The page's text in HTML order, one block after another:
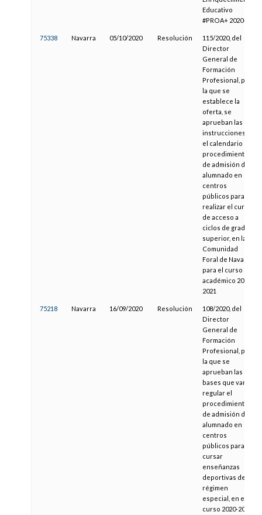
Educativo
#PROA+ 2020-21
75338 Navarra 05/10/2020 Resolución
115/2020, del
Director
General de
Formación
Profesional, por
la que se
establece la
oferta, se
aprueban las
instrucciones y
el calendario del
procedimiento
de admisión del
alumnado en
centros
públicos para
realizar el curso
de acceso a
ciclos de grado
superior, en la
Comunidad
Foral de Navarra
para el curso
académico 2020-
2021
75218 Navarra 16/09/2020 Resolución
108/2020, del
Director
General de
Formación
Profesional, por
la que se
aprueban las
bases que van a
regular el
procedimiento
de admisión del
alumnado en
centros
públicos para
cursar
enseñanzas
deportivas de
régimen
especial, en el
curso 2020-2021,